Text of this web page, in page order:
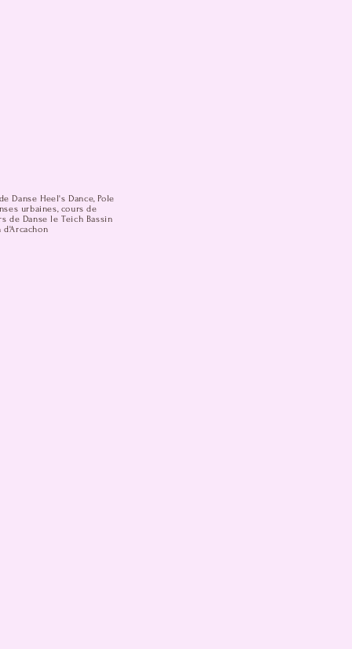
Danse Heel's Dance, Pole
urbaines, cours de
de Danse le Teich Bassin
d'Arcachon